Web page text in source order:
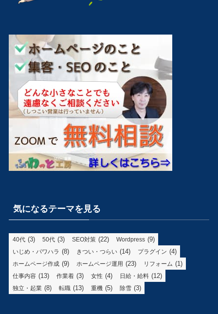
気になるテーマを見る
40代 (3) 50代 (3) SEO対策 (22) Wordpress (9)
いじめ・パワハラ (8) きつい・つらい (14) プラグイン (4)
ホームページ作成 (9) ホームページ運用 (23) リフォーム (1)
仕事内容 (13) 作業着 (3) 女性 (4) 日給・給料 (12)
独立・起業 (8) 転職 (13) 重機 (5) 除雪 (3)